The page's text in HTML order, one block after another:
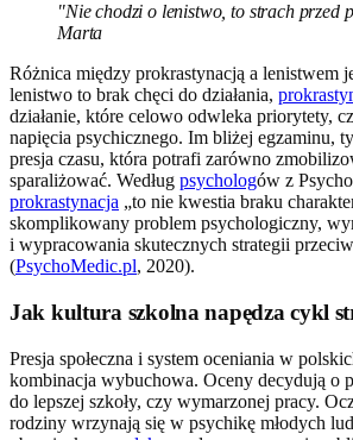
"Nie chodzi o lenistwo, to strach przed
Marta
Różnica między prokrastynacją a lenistwem
lenistwo to brak chęci do działania,
działanie, które celowo odwleka priorytety,
napięcia psychicznego. Im bliżej egzaminu,
presja czasu, która potrafi zarówno
sparaliżować. Według psychologów z
prokrastynacja „to nie kwestia braku
skomplikowany problem psychologiczny,
i wypracowania skutecznych strategii
(PsychoMedic.pl, 2020).
Jak kultura szkolna napędza cykl
Presja społeczna i system oceniania w
kombinacja wybuchowa. Oceny decydują o
do lepszej szkoły, czy wymarzonej pracy.
rodziny wrzynają się w psychikę młodych